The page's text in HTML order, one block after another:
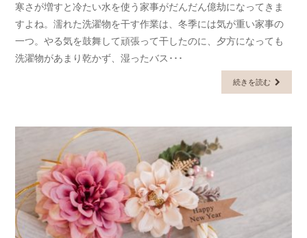
寒さが増すと冷たい水を使う家事がだんだん億劫になってきま
すよね。濡れた洗濯物を干す作業は、冬季には気が重い家事の
一つ。やる気を鼓舞して頑張って干したのに、夕方になっても
洗濯物があまり乾かず、湿ったバス･･･
続きを読む